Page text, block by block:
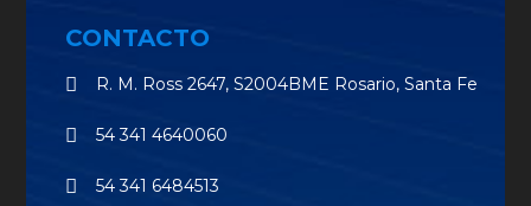
CONTACTO
R. M. Ross 2647, S2004BME Rosario, Santa Fe
54 341 4640060
54 341 6484513